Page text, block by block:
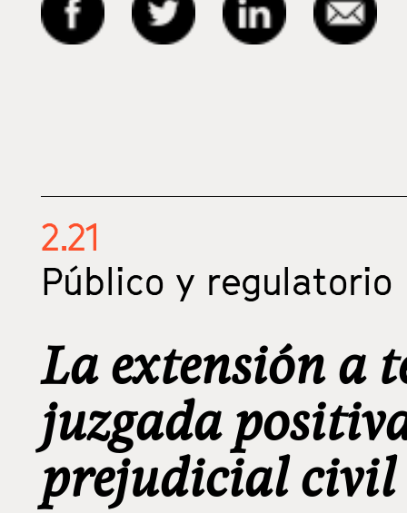
2.21
Público y regulatorio
La extensión a
juzgada
prejudicial civil